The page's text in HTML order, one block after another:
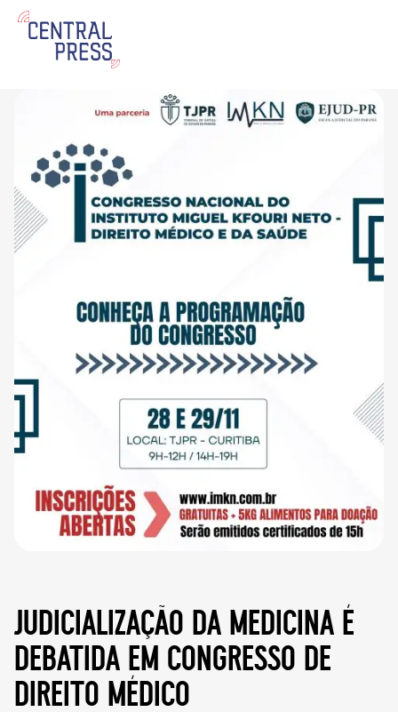
judicialização da medicina é
debatida em congresso de
direito médico